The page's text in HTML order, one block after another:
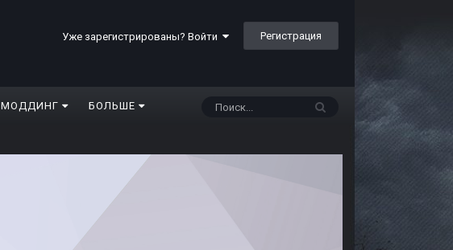
Уже зарегистрированы? Войти Регистрация
МОДДИНГ БОЛЬШЕ